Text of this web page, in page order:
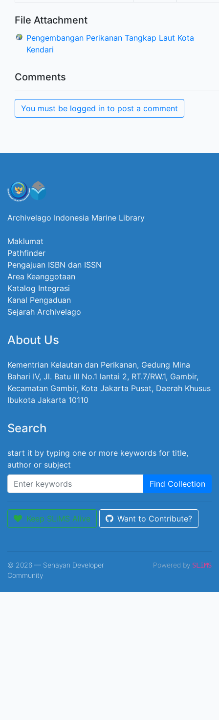
File Attachment
Pengembangan Perikanan Tangkap Laut Kota
Kendari
Comments
You must be logged in to post a comment
Archivelago Indonesia Marine Library
Maklumat
Pathfinder
Pengajuan ISBN dan ISSN
Area Keanggotaan
Katalog Integrasi
Kanal Pengaduan
Sejarah Archivelago
About Us
Kementrian Kelautan dan Perikanan, Gedung Mina
Bahari IV, Jl. Batu III No.1 lantai 2, RT.7/RW.1, Gambir,
Kecamatan Gambir, Kota Jakarta Pusat, Daerah Khusus
Ibukota Jakarta 10110
Search
start it by typing one or more keywords for title,
author or subject
Find Collection
Keep SLiMS Alive Want to Contribute?
© 2026 — Senayan Developer
Community
Powered by SLiMS